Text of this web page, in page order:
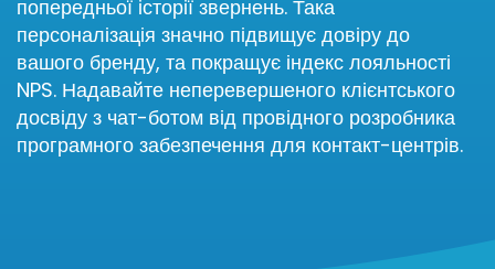
попередньої історії звернень. Така
персоналізація значно підвищує довіру до
вашого бренду, та покращує індекс лояльності
NPS. Надавайте неперевершеного клієнтського
досвіду з чат-ботом від провідного розробника
програмного забезпечення для контакт-центрів.